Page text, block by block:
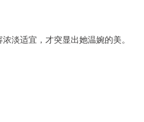
淡适宜，才突显出她温婉的美。